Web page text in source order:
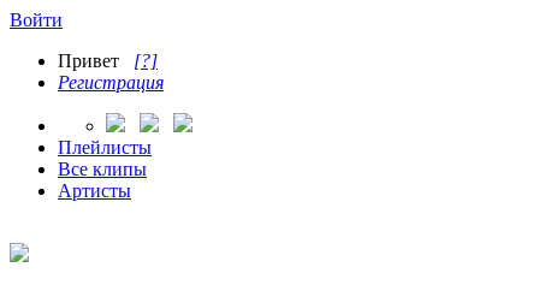
Войти
Привет [?]
Регистрация
Плейлисты
Все клипы
Артисты